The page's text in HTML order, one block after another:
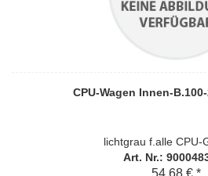
CPU-Wagen Innen-
lichtgrau f.alle CPU-
Art. Nr.:
54,68 € *